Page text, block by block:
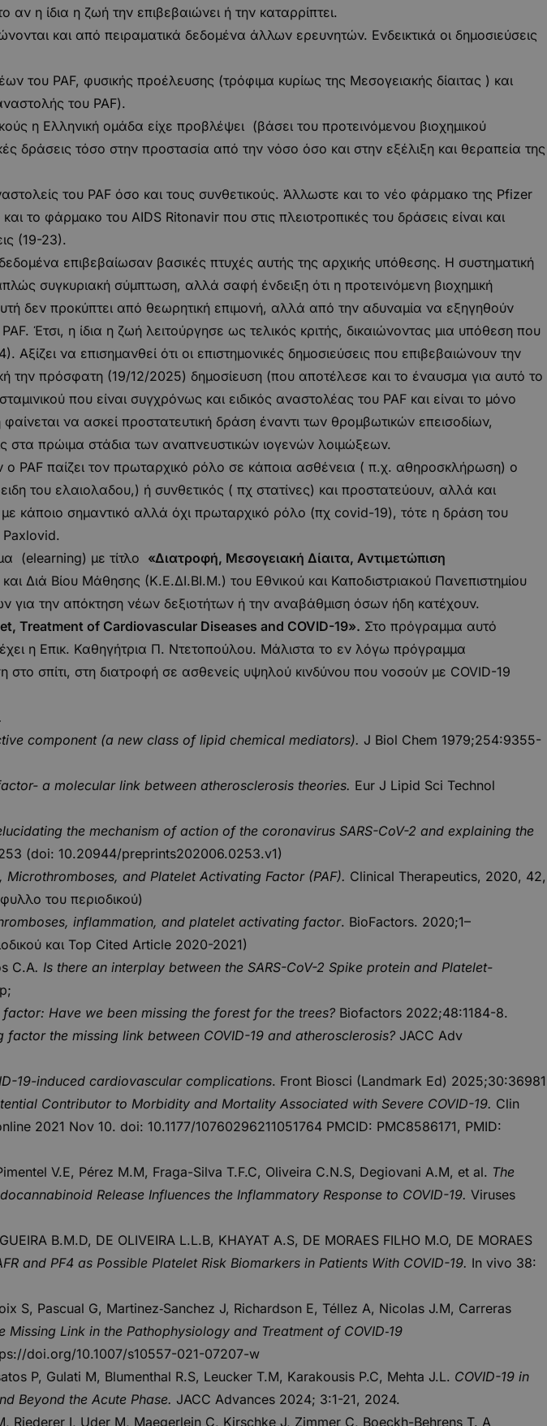
η ίδια η ζωή την επιβεβαιώνει ή την καταρρίπτει.
και από πειραματικά δεδομένα άλλων ερευνητών. Ενδεικτικά οι δημοσιεύσεις
του PAF, φυσικής προέλευσης (τρόφιμα κυρίως της Μεσογειακής δίαιτας ) και
του PAF).
η Ελληνική ομάδα είχε προβλέψει (βάσει του προτεινόμενου βιοχημικού
δράσεις τόσο στην προστασία από την νόσο όσο και στην εξέλιξη και θεραπεία της
του PAF όσο και τους συνθετικούς. Άλλωστε και το νέο φάρμακο της Pfizer
το φάρμακο του AIDS Ritonavir που στις πλειοτροπικές του δράσεις είναι και
(19-23).
επιβεβαίωσαν βασικές πτυχές αυτής της αρχικής υπόθεσης. Η συστηματική
συγκυριακή σύμπτωση, αλλά σαφή ένδειξη ότι η προτεινόμενη βιοχημική
δεν προκύπτει από θεωρητική επιμονή, αλλά από την αδυναμία να εξηγηθούν
Έτσι, η ίδια η ζωή λειτούργησε ως τελικός κριτής, δικαιώνοντας μια υπόθεση που
να επισημανθεί ότι οι επιστημονικές δημοσιεύσεις που επιβεβαιώνουν την
την πρόσφατη (19/12/2025) δημοσίευση (που αποτέλεσε και το έναυσμα για αυτό το
που είναι συγχρόνως και ειδικός αναστολέας του PAF και είναι το μόνο
να ασκεί προστατευτική δράση έναντι των θρομβωτικών επεισοδίων,
στα πρώιμα στάδια των αναπνευστικών ιογενών λοιμώξεων.
PAF παίζει τον πρωταρχικό ρόλο σε κάποια ασθένεια ( π.χ. αθηροσκλήρωση) ο
του ελαιολαδου,) ή συνθετικός ( πχ στατίνες) και προστατεύουν, αλλά και
κάποιο σημαντικό αλλά όχι πρωταρχικό ρόλο (πχ covid-19), τότε η δράση του
Paxlovid.
(elearning) με τίτλο «Διατροφή, Μεσογειακή Δίαιτα, Αντιμετώπιση
Διά Βίου Μάθησης (Κ.Ε.ΔΙ.ΒΙ.Μ.) του Εθνικού και Καποδιστριακού Πανεπιστημίου
για την απόκτηση νέων δεξιοτήτων ή την αναβάθμιση όσων ήδη κατέχουν.
Treatment of Cardiovascular Diseases and COVID-19». Στο πρόγραμμα αυτό
η Επικ. Καθηγήτρια Π. Ντετοπούλου. Μάλιστα το εν λόγω πρόγραμμα
σπίτι, στη διατροφή σε ασθενείς υψηλού κινδύνου που νοσούν με COVID-19
component (a new class of lipid chemical mediators). J Biol Chem 1979;254:9355-
a molecular link between atherosclerosis theories. Eur J Lipid Sci Technol
the mechanism of action of the coronavirus SARS-CoV-2 and explaining the
(doi: 10.20944/preprints202006.0253.v1)
Microthromboses, and Platelet Activating Factor (PAF). Clinical Therapeutics, 2020, 42,
του περιοδικού)
inflammation, and platelet activating factor. BioFactors. 2020;1–
και Top Cited Article 2020-2021)
C.A. Is there an interplay between the SARS-CoV-2 Spike protein and Platelet-
;
Have we been missing the forest for the trees? Biofactors 2022;48:1184-8.
the missing link between COVID-19 and atherosclerosis? JACC Adv
19-induced cardiovascular complications. Front Biosci (Landmark Ed) 2025;30:36981
Contributor to Morbidity and Mortality Associated with Severe COVID-19. Clin
2021 Nov 10. doi: 10.1177/10760296211051764 PMCID: PMC8586171, PMID:
V.E, Pérez M.M, Fraga-Silva T.F.C, Oliveira C.N.S, Degiovani A.M, et al. The
Release Influences the Inflammatory Response to COVID-19. Viruses
B.M.D, DE OLIVEIRA L.L.B, KHAYAT A.S, DE MORAES FILHO M.O, DE MORAES
and PF4 as Possible Platelet Risk Biomarkers in Patients With COVID-19. In vivo 38:
S, Pascual G, Martinez‑Sanchez J, Richardson E, Téllez A, Nicolas J.M, Carreras
Missing Link in the Pathophysiology and Treatment of COVID‑19
doi.org/10.1007/s10557-021-07207-w
P, Gulati M, Blumenthal R.S, Leucker T.M, Karakousis P.C, Mehta J.L. COVID-19 in
Beyond the Acute Phase. JACC Advances 2024; 3:1-21, 2024.
I, Uder M, Maegerlein C, Kirschke J, Zimmer C, Boeckh-Behrens T. A